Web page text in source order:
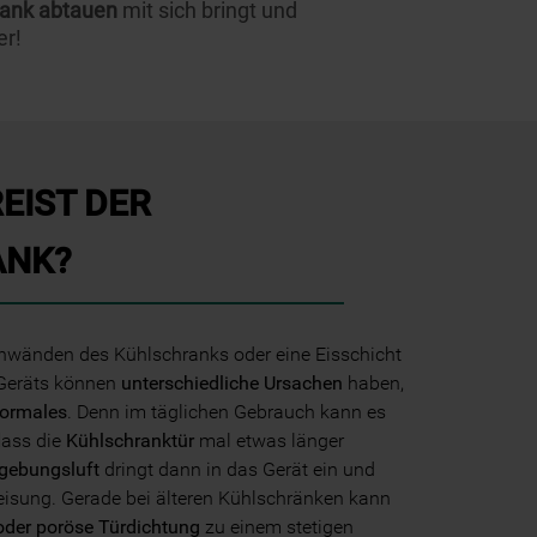
abtauen mit sich bringt und
DER
des Kühlschranks oder eine Eisschicht
können unterschiedliche Ursachen haben,
. Denn im täglichen Gebrauch kann es
die Kühlschranktür mal etwas länger
dringt dann in das Gerät ein und
Gerade bei älteren Kühlschränken kann
poröse Türdichtung zu einem stetigen